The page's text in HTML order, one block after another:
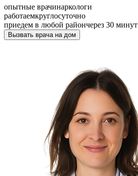
опытные врачинаркологи
работаемкруглосуточно
приедем в любой райончерез 30 минут
Вызвать врача на дом